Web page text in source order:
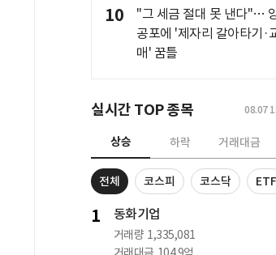
10
"그 세금 절대 못 낸다"…
공포에 '제자리 갈아타기·
매' 꿈틀
실시간 TOP 종목 08.07
상승 하락 거래대금
전체 코스피 코스닥 ETF
1 동화기업
거래량 1,335,081